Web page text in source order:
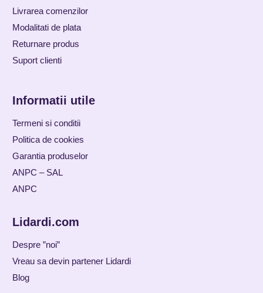
Livrarea comenzilor
Modalitati de plata
Returnare produs
Suport clienti
Informatii utile
Termeni si conditii
Politica de cookies
Garantia produselor
ANPC – SAL
ANPC
Lidardi.com
Despre ”noi”
Vreau sa devin partener Lidardi
Blog